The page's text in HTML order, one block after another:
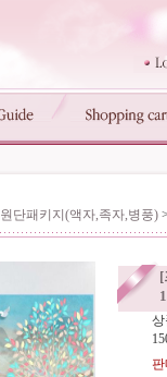
원단패키지(액자,족자,병풍) >
[
판